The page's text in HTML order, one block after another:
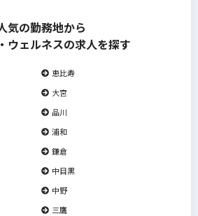
気の勤務地から
ウェルネスの求人を探す
恵比寿
大宮
品川
浦和
鎌倉
中目黒
中野
三鷹